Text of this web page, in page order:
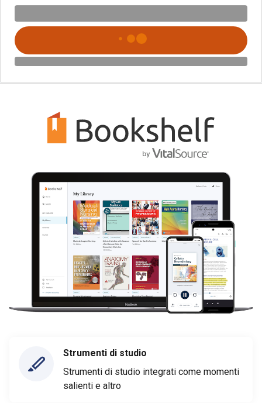
Strumenti di studio
Strumenti di studio integrati come momenti
salienti e altro